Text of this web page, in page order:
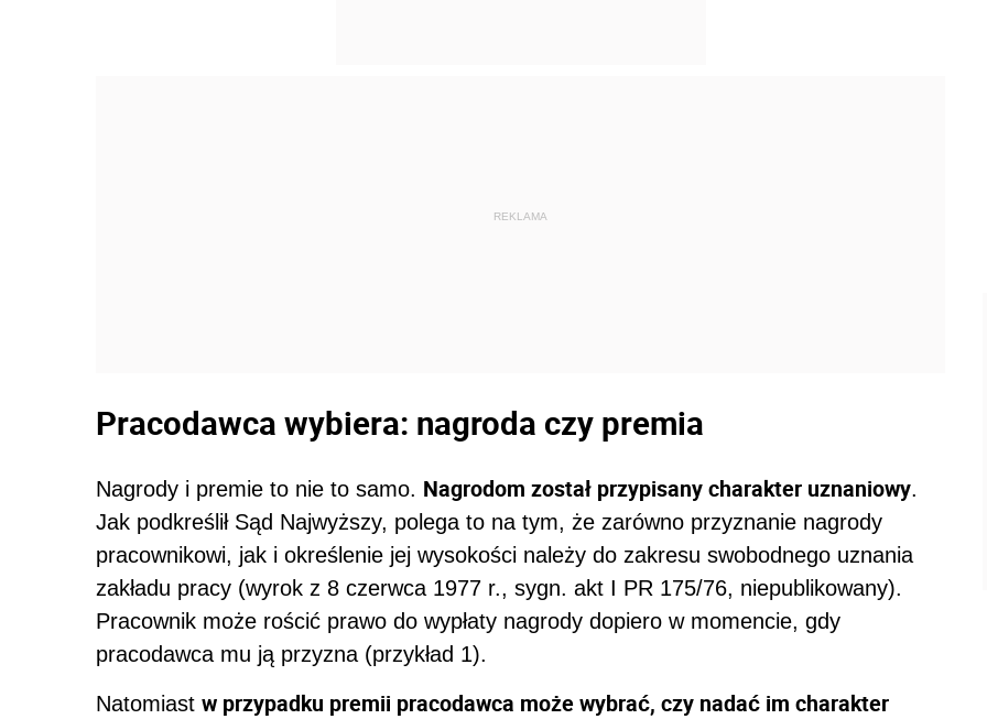
REKLAMA
Pracodawca wybiera: nagroda czy premia
Nagrody i premie to nie to samo. Nagrodom został przypisany charakter uznaniowy.
Jak podkreślił Sąd Najwyższy, polega to na tym, że zarówno przyznanie nagrody
pracownikowi, jak i określenie jej wysokości należy do zakresu swobodnego uznania
zakładu pracy (wyrok z 8 czerwca 1977 r., sygn. akt I PR 175/76, niepublikowany).
Pracownik może rościć prawo do wypłaty nagrody dopiero w momencie, gdy
pracodawca mu ją przyzna (przykład 1).
Natomiast w przypadku premii pracodawca może wybrać, czy nadać im charakter